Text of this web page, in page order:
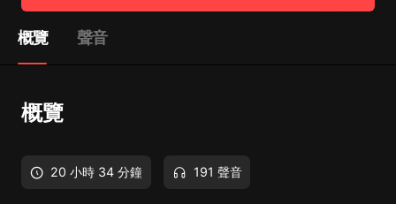
概覽 聲音
概覽
20 小時 34 分鐘 191 聲音